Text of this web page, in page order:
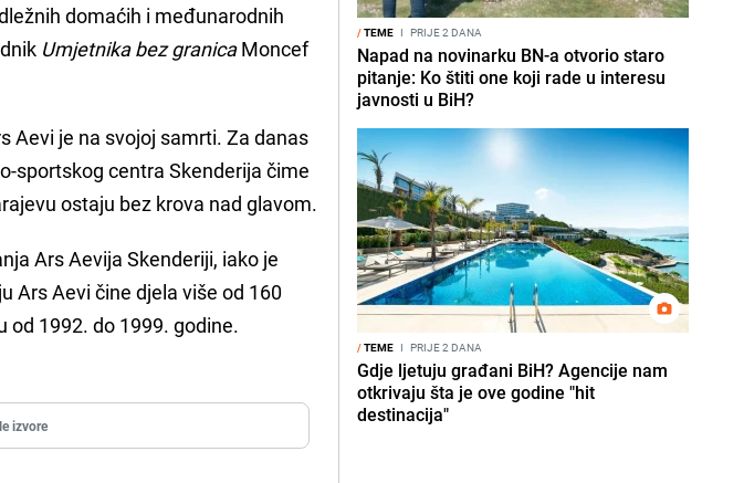
domaćih i međunarodnih
Umjetnika bez granicaMoncef
Aevi je na svojoj samrti. Za danas
sportskog centra Skenderija čime
ostaju bez krova nad glavom.
Ars Aevija Skenderiji, iako je
Ars Aevi čine djela više od 160
od 1992. do 1999. godine.
izvore
/TEME I PRIJE 2 DANA
Napad na novinarku BN-a otvorio staro
pitanje: Ko štiti one koji rade u interesu
javnosti u BiH?
/TEME I PRIJE 2 DANA
Gdje ljetuju građani BiH? Agencije nam
otkrivaju šta je ove godine "hit
destinacija"